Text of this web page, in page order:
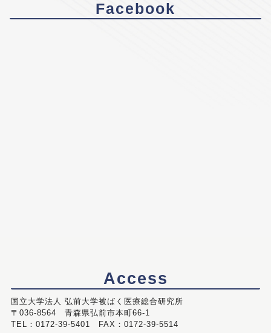
Facebook
Access
国立大学法人 弘前大学被ばく医療総合研究所
〒036-8564 青森県弘前市本町66-1
TEL：0172-39-5401 FAX：0172-39-5514